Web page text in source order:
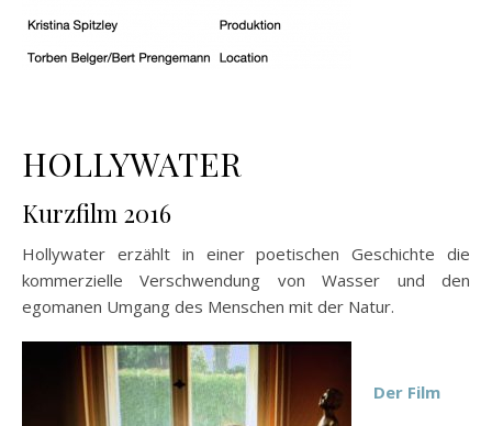
HOLLYWATER
Kurzfilm 2016
Hollywater erzählt in einer poetischen Geschichte die
kommerzielle Verschwendung von Wasser und den
egomanen Umgang des Menschen mit der Natur.
Der Film